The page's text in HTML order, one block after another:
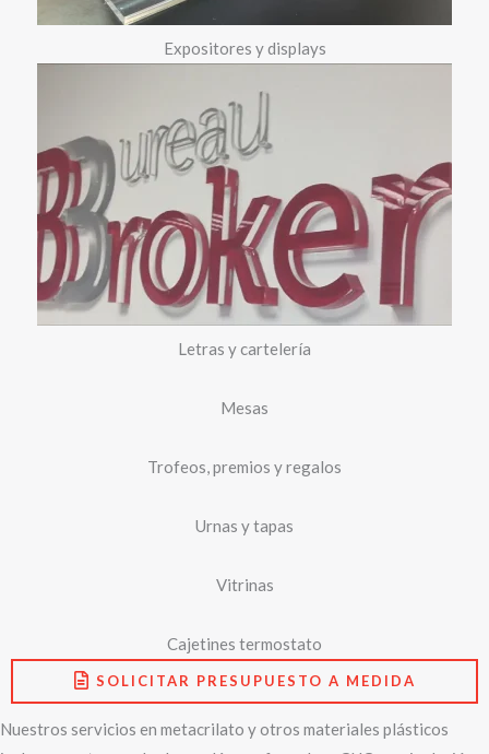
Expositores y displays
Letras y cartelería
Mesas
Trofeos, premios y regalos
Urnas y tapas
Vitrinas
Cajetines termostato
SOLICITAR PRESUPUESTO A MEDIDA
Nuestros servicios en metacrilato y otros materiales plásticos